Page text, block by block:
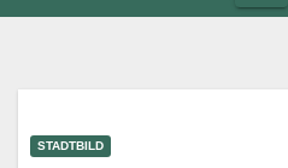
STADTBILD